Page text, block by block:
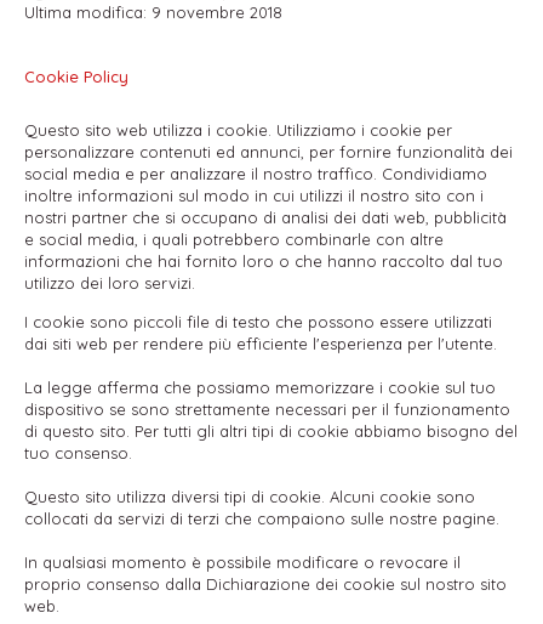
Ultima modifica: 9 novembre 2018
Cookie Policy
Questo sito web utilizza i cookie. Utilizziamo i cookie per
personalizzare contenuti ed annunci, per fornire funzionalità dei
social media e per analizzare il nostro traffico. Condividiamo
inoltre informazioni sul modo in cui utilizzi il nostro sito con i
nostri partner che si occupano di analisi dei dati web, pubblicità
e social media, i quali potrebbero combinarle con altre
informazioni che hai fornito loro o che hanno raccolto dal tuo
utilizzo dei loro servizi.
I cookie sono piccoli file di testo che possono essere utilizzati
dai siti web per rendere più efficiente l'esperienza per l'utente.
La legge afferma che possiamo memorizzare i cookie sul tuo
dispositivo se sono strettamente necessari per il funzionamento
di questo sito. Per tutti gli altri tipi di cookie abbiamo bisogno del
tuo consenso.
Questo sito utilizza diversi tipi di cookie. Alcuni cookie sono
collocati da servizi di terzi che compaiono sulle nostre pagine.
In qualsiasi momento è possibile modificare o revocare il
proprio consenso dalla Dichiarazione dei cookie sul nostro sito
web.